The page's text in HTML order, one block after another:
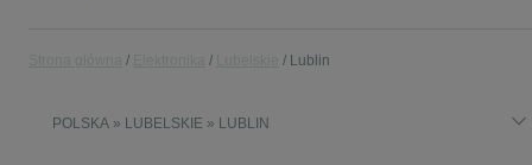
Lublin
POLSKA » LUBELSKIE » LUBLIN